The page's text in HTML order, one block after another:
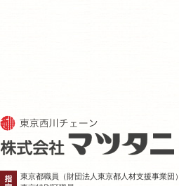
東京都職員（財団法人東京都人材支援事業団）